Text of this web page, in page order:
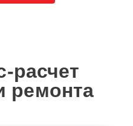
расчет
ремонта